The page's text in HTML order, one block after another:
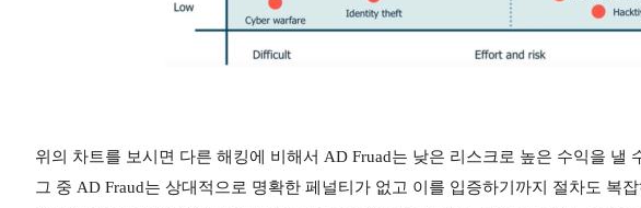
위의 차트를 보시면 다른 해킹에 비해서 AD Fruad는 낮은 리스크로 높은 수익을 낼
그 중 AD Fraud는 상대적으로 명확한 페널티가 없고 이를 입증하기까지 절차도 복